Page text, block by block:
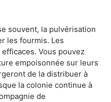
souvent, la pulvérisation
les fourmis. Les
Vous pouvez
empoisonnée sur leurs
de la distribuer à
la colonie continue à
de